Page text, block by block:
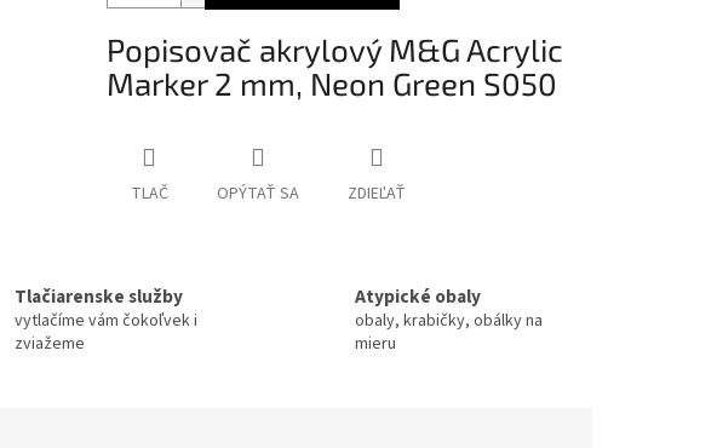
Popisovač akrylový M&G Acrylic
Marker 2 mm, Neon Green S050
TLAČ OPÝTAŤ SA ZDIEĽAŤ
Tlačiarenske služby
vytlačíme vám čokoľvek i
zviažeme
Atypické obaly
obaly, krabičky, obálky na
mieru